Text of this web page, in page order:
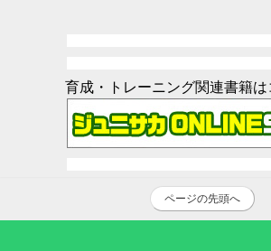
育成・トレーニング関連書籍は
ページの先頭へ